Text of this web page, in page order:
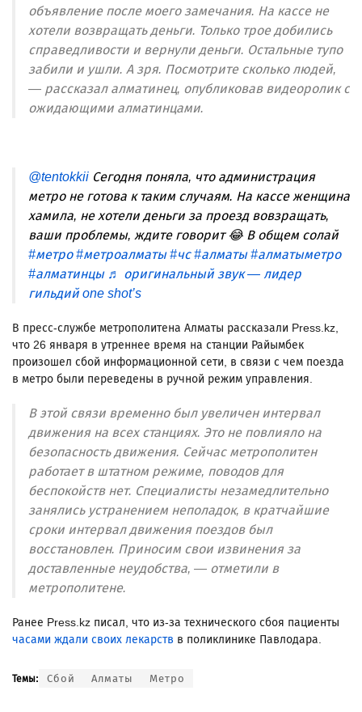
объявление после моего замечания. На кассе не
хотели возвращать деньги. Только трое добились
справедливости и вернули деньги. Остальные тупо
забили и ушли. А зря. Посмотрите сколько людей,
— рассказал алматинец, опубликовав видеоролик с
ожидающими алматинцами.
@tentokkii Сегодня поняла, что администрация
метро не готова к таким случаям. На кассе женщина
хамила, не хотели деньги за проезд вовзращать,
ваши проблемы, ждите говорит 😂 В общем солай
#метро #метроалматы #чс #алматы #алматыметро
#алматинцы ♬ оригинальный звук — лидер
гильдий one shot’s
В пресс-службе метрополитена Алматы рассказали Press.kz,
что 26 января в утреннее время на станции Райымбек
произошел сбой информационной сети, в связи с чем поезда
в метро были переведены в ручной режим управления.
В этой связи временно был увеличен интервал
движения на всех станциях. Это не повлияло на
безопасность движения. Сейчас метрополитен
работает в штатном режиме, поводов для
беспокойств нет. Специалисты незамедлительно
занялись устранением неполадок, в кратчайшие
сроки интервал движения поездов был
восстановлен. Приносим свои извинения за
доставленные неудобства, — отметили в
метрополитене.
Ранее Press.kz писал, что из-за технического сбоя пациенты
часами ждали своих лекарств в поликлинике Павлодара.
Темы: Сбой Алматы Метро